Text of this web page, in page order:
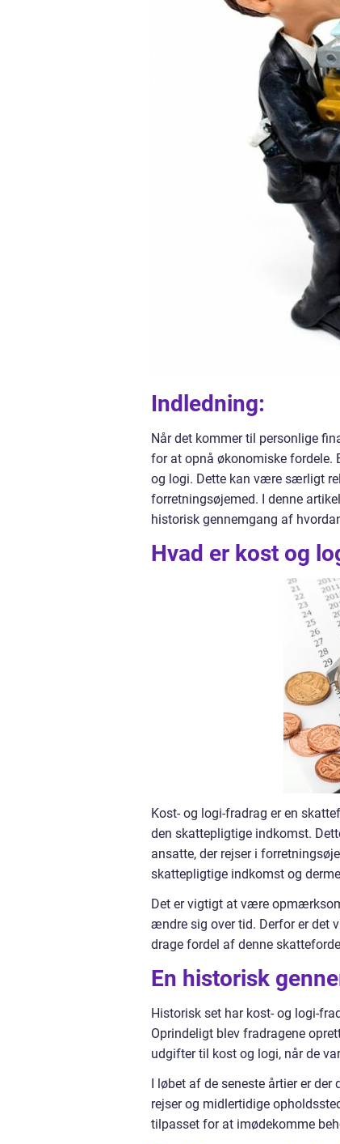
Indledning:
Når det kommer til personlige
for at opnå økonomiske fordele.
og logi. Dette kan være særligt
forretningsøjemed. I denne
historisk gennemgang af
Hvad er kost og
Kost- og logi-fradrag er en
den skattepligtige indkomst.
ansatte, der rejser i
skattepligtige indkomst og
Det er vigtigt at være
ændre sig over tid. Derfor er det
drage fordel af denne
En historisk
Historisk set har kost- og logi-
Oprindeligt blev fradragene
udgifter til kost og logi, når de
I løbet af de seneste årtier er
rejser og midlertidige
tilpasset for at imødekomme